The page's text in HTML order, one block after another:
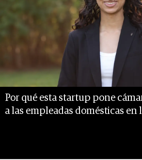
Por qué esta startup pone
a las empleadas domésticas en